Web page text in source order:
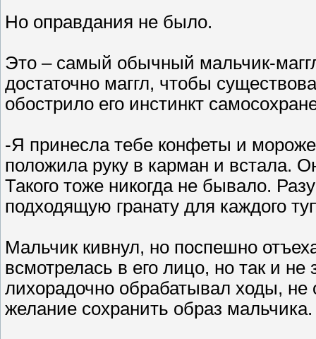
Но оправдания не было.
Это – самый обычный мальчик-
достаточно маггл, чтобы
обострило его инстинкт
-Я принесла тебе конфеты и
положила руку в карман и встала.
Такого тоже никогда не бывало.
подходящую гранату для каждого
Мальчик кивнул, но поспешно
всмотрелась в его лицо, но так и
лихорадочно обрабатывал ходы,
желание сохранить образ мальчика.